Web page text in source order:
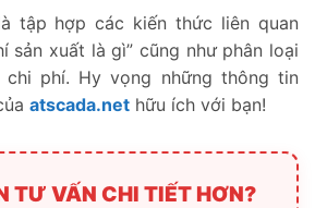
tập hợp các kiến thức liên quan
sản xuất là gì” cũng như phân loại
phí. Hy vọng những thông tin
atscada.net hữu ích với bạn!
TƯ VẤN CHI TIẾT HƠN?